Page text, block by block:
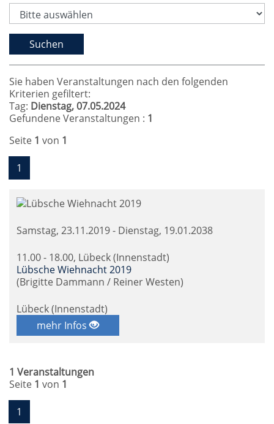
Sie haben Veranstaltungen nach den folgenden
Kriterien gefiltert:
Tag: Dienstag, 07.05.2024
Gefundene Veranstaltungen : 1
Seite 1 von 1
1
Samstag, 23.11.2019 - Dienstag, 19.01.2038
11.00 - 18.00, Lübeck (Innenstadt)
Lübsche Wiehnacht 2019
(Brigitte Dammann / Reiner Westen)
Lübeck (Innenstadt)
mehr Infos
1 Veranstaltungen
Seite 1 von 1
1